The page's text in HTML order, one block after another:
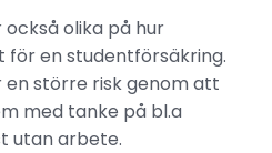
olika på hur
för en studentförsäkring.
större risk genom att
med tanke på bl.a
utan arbete.